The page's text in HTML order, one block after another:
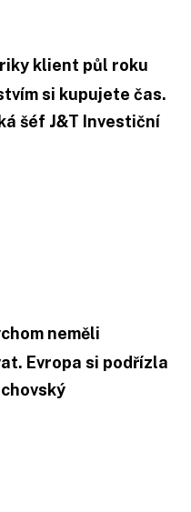
klient půl roku
si kupujete čas.
šéf J&T Investiční
neměli
Evropa si podřízla